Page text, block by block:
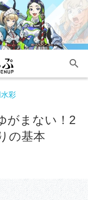
search
彩
がまない！2
の基本